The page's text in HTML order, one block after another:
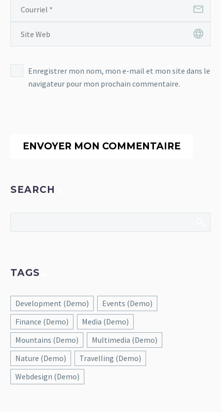
Enregistrer mon nom, mon e-mail et mon site dans le
navigateur pour mon prochain commentaire.
ENVOYER MON COMMENTAIRE
SEARCH
TAGS
Development (Demo)
Events (Demo)
Finance (Demo)
Media (Demo)
Mountains (Demo)
Multimedia (Demo)
Nature (Demo)
Travelling (Demo)
Webdesign (Demo)